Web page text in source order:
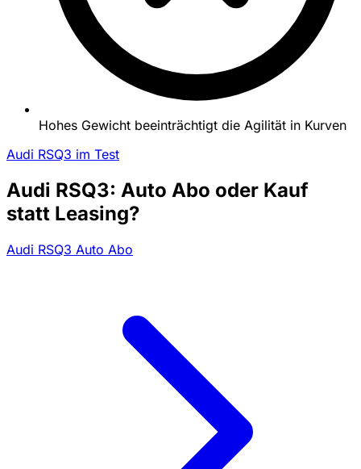
Hohes Gewicht beeinträchtigt die Agilität in Kurven
Audi RSQ3 im Test
Audi RSQ3: Auto Abo oder Kauf
statt Leasing?
Audi RSQ3 Auto Abo